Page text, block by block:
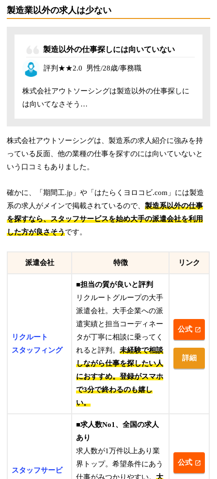
製造業以外の求人は少ない
製造以外の仕事探しには向いていない
評判 ★★2.0 男性/28歳/事務職
株式会社アウトソーシングは製造以外の仕事探しに
は向いてなさそう…
株式会社アウトソーシングは、製造系の求人紹介に強みを持
っている反面、他の業種の仕事を探すのには向いていないと
いう口コミもありました。
確かに、「期間工.jp」や「はたらくヨロコビ.com」には製造
系の求人がメインで掲載されているので、製造系以外の仕事
を探すなら、スタッフサービスを始め大手の派遣会社を利用
した方が良さそうです。
派遣会社 特徴 リンク
リクルート
スタッフィング
■担当の質が良いと評判
リクルートグループの大手
派遣会社。大手企業への派
遣実績と担当コーディネー
タが丁寧に相談に乗ってく
れると評判。未経験で相談
しながら仕事を探したい人
におすすめ。登録がスマホ
で3分で終わるのも嬉し
い。
公式
詳細
スタッフサービ
■求人数No1、全国の求人
あり
求人数が1万件以上あり業
界トップ。希望条件にあう
仕事がみつかりやすい。大
公式